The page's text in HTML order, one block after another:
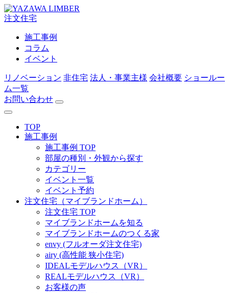
注文住宅
施工事例
コラム
イベント
リノベーション 非住宅 法人・事業主様 会社概要 ショールー
ム一覧
お問い合わせ
TOP
施工事例
施工事例 TOP
部屋の種別・外観から探す
カテゴリー
イベント一覧
イベント予約
注文住宅（マイブランドホーム）
注文住宅 TOP
マイブランドホームを知る
マイブランドホームのつくる家
envy (フルオーダ注文住宅)
airy (高性能 狭小住宅)
IDEALモデルハウス（VR）
REALモデルハウス（VR）
お客様の声